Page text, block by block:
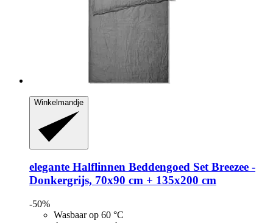
Winkelmandje
elegante Halflinnen Beddengoed Set Breezee -​
Donkergrijs, 70x90 cm + 135x200 cm
-50%
Wasbaar op 60 °C